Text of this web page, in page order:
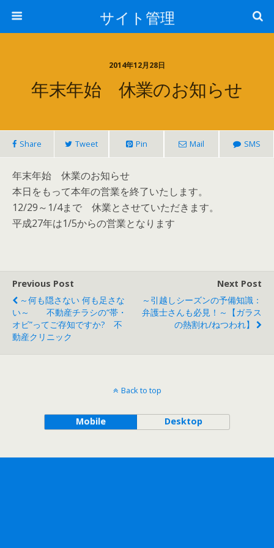
サイト管理
2014年12月28日
年末年始 休業のお知らせ
Share Tweet Pin Mail SMS
年末年始 休業のお知らせ
本日をもって本年の営業を終了いたします。
12/29～1/4まで 休業とさせていただきます。
平成27年は1/5からの営業となります
Previous Post
～何も隠さない 何も足さな
い～ 不動産チラシの“帯・
オビ”ってご存知ですか? 不
動産クリニック
Next Post
～引越しシーズンの予備知識：
弁護士さんも必見！～【ガラス
の熱割れ/ねつわれ】
Back to top
Mobile Desktop